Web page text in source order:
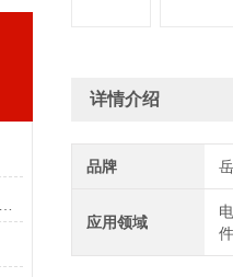
详情介绍
品牌
应用领域